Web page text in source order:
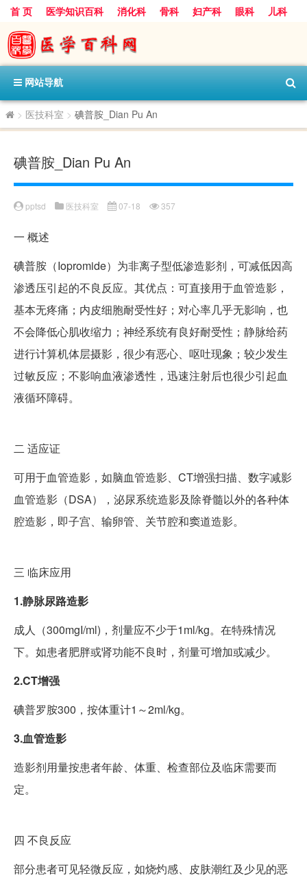
首 页 医学知识百科 消化科 骨科 妇产科 眼科
儿科
心血管病科
呼吸科 神经科
内分泌科
口腔科
网站导航
> 医技科室 > 碘普胺_Dian Pu An
碘普胺_Dian Pu An
pptsd 医技科室 07-18 357
一 概述
碘普胺（Iopromide）为非离子型低渗造影剂，可减低因高
渗透压引起的不良反应。其优点：可直接用于血管造影，
基本无疼痛；内皮细胞耐受性好；对心率几乎无影响，也
不会降低心肌收缩力；神经系统有良好耐受性；静脉给药
进行计算机体层摄影，很少有恶心、呕吐现象；较少发生
过敏反应；不影响血液渗透性，迅速注射后也很少引起血
液循环障碍。
二 适应证
可用于血管造影，如脑血管造影、CT增强扫描、数字减影
血管造影（DSA），泌尿系统造影及除脊髓以外的各种体
腔造影，即子宫、输卵管、关节腔和窦道造影。
三 临床应用
1.静脉尿路造影
成人（300mgI/ml)，剂量应不少于1ml/kg。在特殊情况
下。如患者肥胖或肾功能不良时，剂量可增加或减少。
2.CT增强
碘普罗胺300，按体重计1～2ml/kg。
3.血管造影
造影剂用量按患者年龄、体重、检查部位及临床需要而
定。
四 不良反应
部分患者可见轻微反应，如烧灼感、皮肤潮红及少见的恶